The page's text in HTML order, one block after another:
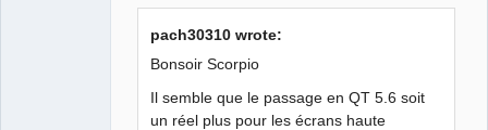
pach30310 wrote:
Bonsoir Scorpio
Il semble que le passage en QT 5.6 soit
un réel plus pour les écrans haute